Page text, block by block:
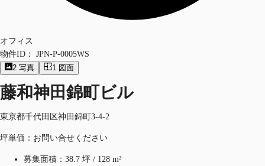
オフィス
物件ID：
JPN-P-0005WS
2 写真 1 図面
藤和神田錦町ビル
東京都千代田区神田錦町3-4-2
坪単価：お問い合せください
募集面積： 38.7 坪 / 128 m²